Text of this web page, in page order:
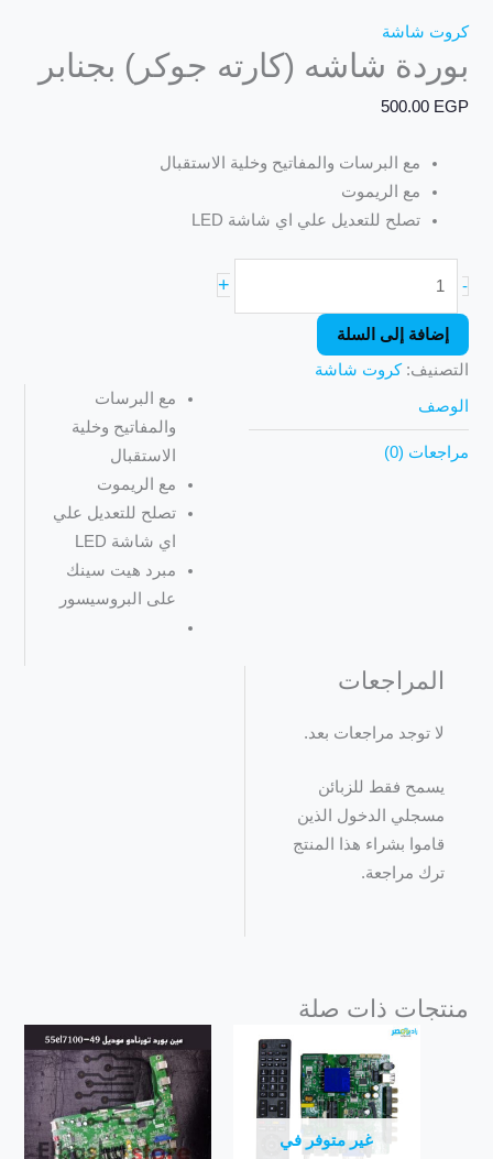
كروت شاشة
بوردة شاشه (كارته جوكر) بجنابر
500.00 EGP
مع البرسات والمفاتيح وخلية الاستقبال
مع الريموت
تصلح للتعديل علي اي شاشة LED
-
+
إضافة إلى السلة
التصنيف:كروت شاشة
الوصف
مراجعات (0)
مع البرسات
والمفاتيح وخلية
الاستقبال
مع الريموت
تصلح للتعديل علي
اي شاشة LED
مبرد هيت سينك
على البروسيسور
المراجعات
لا توجد مراجعات بعد.
يسمح فقط للزبائن
مسجلي الدخول الذين
قاموا بشراء هذا المنتج
ترك مراجعة.
منتجات ذات صلة
غير متوفر في